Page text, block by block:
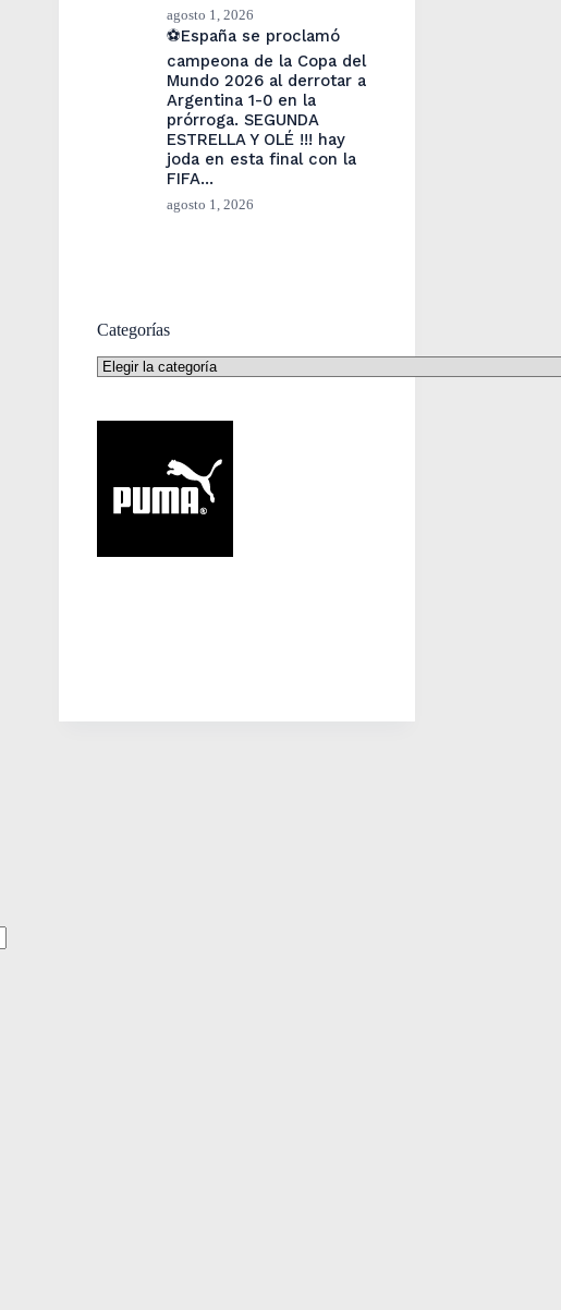
agosto 1, 2026
⚽España se proclamó
campeona de la Copa del
Mundo 2026 al derrotar a
Argentina 1-0 en la
prórroga. SEGUNDA
ESTRELLA Y OLÉ !!! hay
joda en esta final con la
FIFA…
agosto 1, 2026
Categorías
Categorías